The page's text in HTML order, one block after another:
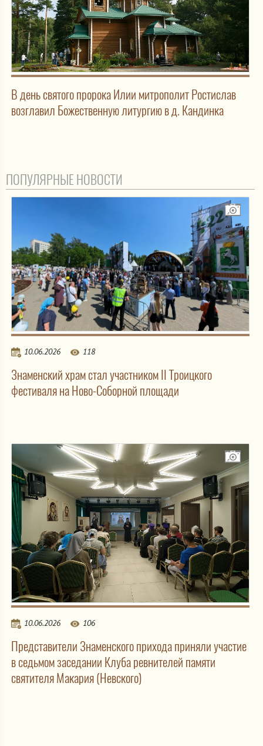
В день святого пророка Илии митрополит Ростислав
возглавил Божественную литургию в д. Кандинка
ПОПУЛЯРНЫЕ НОВОСТИ
10.06.2026 118
Знаменский храм стал участником II Троицкого
фестиваля на Ново-Соборной площади
10.06.2026 106
Представители Знаменского прихода приняли участие
в седьмом заседании Клуба ревнителей памяти
святителя Макария (Невского)